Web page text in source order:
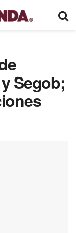
Segob;